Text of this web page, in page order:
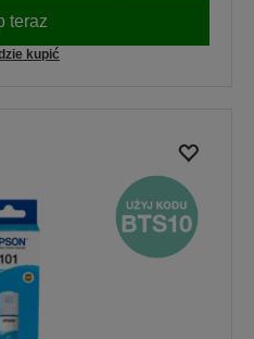
teraz
kupić